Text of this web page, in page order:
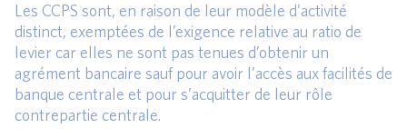
Les CCPS sont, en raison de leur modèle d’activité
distinct, exemptées de l’exigence relative au ratio de
levier car elles ne sont pas tenues d’obtenir un
agrément bancaire sauf pour avoir l’accès aux facilités de
banque centrale et pour s’acquitter de leur rôle
contrepartie centrale.